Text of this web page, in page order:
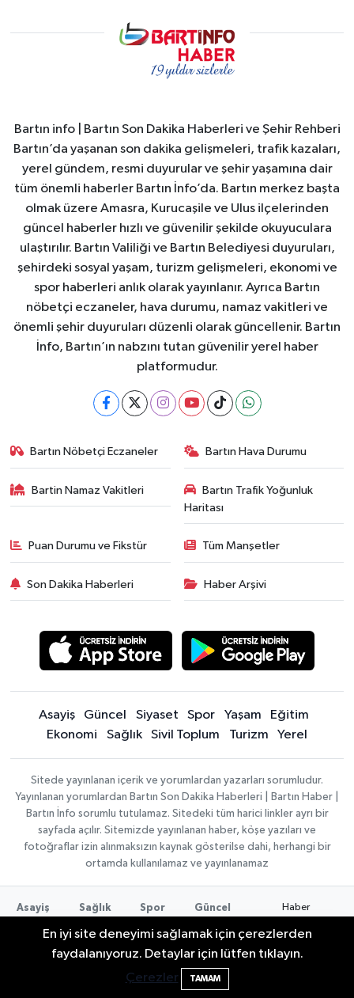
Bartın info | Bartın Son Dakika Haberleri ve Şehir Rehberi
Bartın’da yaşanan son dakika gelişmeleri, trafik kazaları,
yerel gündem, resmi duyurular ve şehir yaşamına dair
tüm önemli haberler Bartın İnfo’da. Bartın merkez başta
olmak üzere Amasra, Kurucaşile ve Ulus ilçelerinden
güncel haberler hızlı ve güvenilir şekilde okuyuculara
ulaştırılır. Bartın Valiliği ve Bartın Belediyesi duyuruları,
şehirdeki sosyal yaşam, turizm gelişmeleri, ekonomi ve
spor haberleri anlık olarak yayınlanır. Ayrıca Bartın
nöbetçi eczaneler, hava durumu, namaz vakitleri ve
önemli şehir duyuruları düzenli olarak güncellenir. Bartın
İnfo, Bartın’ın nabzını tutan güvenilir yerel haber
platformudur.
Bartın Nöbetçi Eczaneler Bartın Hava Durumu
Bartin Namaz Vakitleri
Bartın Trafik Yoğunluk
Haritası
Puan Durumu ve Fikstür Tüm Manşetler
Son Dakika Haberleri Haber Arşivi
Asayiş Güncel Siyaset Spor Yaşam
Eğitim
Ekonomi
Sağlık Sivil Toplum Turizm Yerel
Sitede yayınlanan içerik ve yorumlardan yazarları sorumludur.
Yayınlanan yorumlardan Bartın Son Dakika Haberleri | Bartın Haber |
Bartın İnfo sorumlu tutulamaz. Sitedeki tüm harici linkler ayrı bir
sayfada açılır. Sitemizde yayınlanan haber, köşe yazıları ve
fotoğraflar izin alınmaksızın kaynak gösterilse dahi, herhangi bir
ortamda kullanılamaz ve yayınlanamaz
Asayiş Sağlık Spor
Güncel
Magazin
Künye
Konaklama tesisleri
Bartın Medya
Haber
Bilişim
Copyright ©
En iyi site deneyimi sağlamak için çerezlerden
faydalanıyoruz. Detaylar için lütfen tıklayın.
Çerezler
TAMAM
Bartın'da nem oranı yüzde 100'e ulaştı